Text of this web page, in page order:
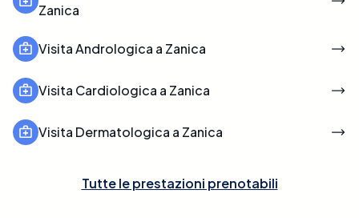
Zanica
Visita Andrologica a Zanica
Visita Cardiologica a Zanica
Visita Dermatologica a Zanica
Tutte le prestazioni prenotabili